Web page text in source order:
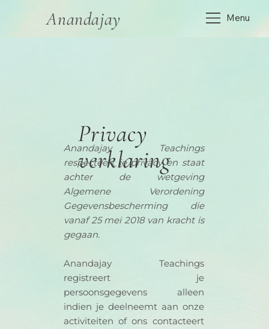
Anandajay Menu
Privacy
verklaring
Anandajay Teachings
respecteert je privacy en staat
achter de wetgeving
Algemene Verordening
Gegevensbescherming die
vanaf 25 mei 2018 van kracht is
gegaan.
Anandajay Teachings
registreert je
persoonsgegevens alleen
indien je deelneemt aan onze
activiteiten of ons contacteert